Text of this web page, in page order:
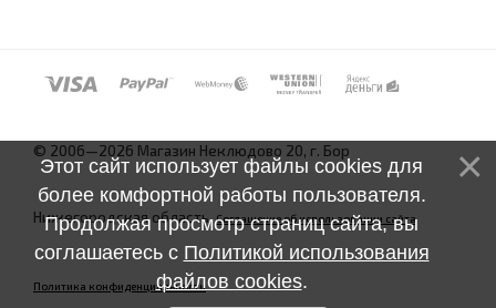
© 2006—2026 Магазин Неклюдово 20, г. Бор
Нижегородская область.Соглашение об использовании сайта
Политика конфиденциальности
Этот сайт использует файлы cookies для
более комфортной работы пользователя.
Продолжая просмотр страниц сайта, вы
соглашаетесь с Политикой использования
файлов cookies.